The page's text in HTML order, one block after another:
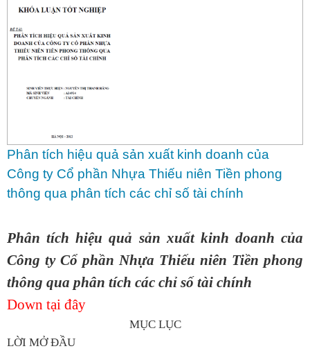
Phân tích hiệu quả sản xuất kinh doanh của
Công ty Cổ phần Nhựa Thiếu niên Tiền phong
thông qua phân tích các chỉ số tài chính
Phân tích hiệu quả sản xuất kinh doanh của
Công ty Cổ phần Nhựa Thiếu niên Tiền phong
thông qua phân tích các chỉ số tài chính
Down tại đây
MỤC LỤC
LỜI MỞ ĐẦU